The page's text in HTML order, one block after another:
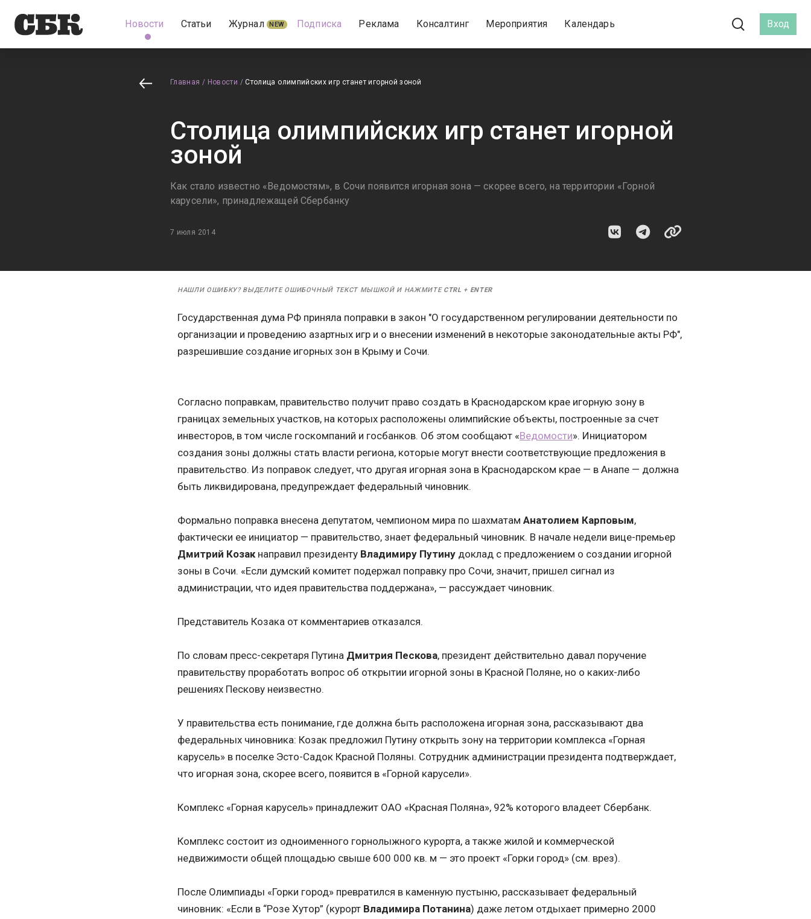
Новости Статьи Журнал NEW Подписка Реклама Консалтинг Мероприятия Календарь Вход
Главная / Новости / Столица олимпийских игр станет игорной зоной
Столица олимпийских игр станет игорной
зоной
Как стало известно «Ведомостям», в Сочи появится игорная зона — скорее всего, на территории «Горной
карусели», принадлежащей Сбербанку
7 июля 2014
НАШЛИ ОШИБКУ? ВЫДЕЛИТЕ ОШИБОЧНЫЙ ТЕКСТ МЫШКОЙ И НАЖМИТЕ CTRL + ENTER
Государственная дума РФ приняла поправки в закон "О государственном регулировании деятельности по
организации и проведению азартных игр и о внесении изменений в некоторые законодательные акты РФ",
разрешившие создание игорных зон в Крыму и Сочи.
Согласно поправкам, правительство получит право создать в Краснодарском крае игорную зону в
границах земельных участков, на которых расположены олимпийские объекты, построенные за счет
инвесторов, в том числе госкомпаний и госбанков. Об этом сообщают «Ведомости». Инициатором
создания зоны должны стать власти региона, которые могут внести соответствующие предложения в
правительство. Из поправок следует, что другая игорная зона в Краснодарском крае — в Анапе — должна
быть ликвидирована, предупреждает федеральный чиновник.
Формально поправка внесена депутатом, чемпионом мира по шахматам Анатолием Карповым,
фактически ее инициатор — правительство, знает федеральный чиновник. В начале недели вице-премьер
Дмитрий Козакнаправил президенту Владимиру Путину доклад с предложением о создании игорной
зоны в Сочи. «Если думский комитет подержал поправку про Сочи, значит, пришел сигнал из
администрации, что идея правительства поддержана», — рассуждает чиновник.
Представитель Козака от комментариев отказался.
По словам пресс-секретаря Путина Дмитрия Пескова, президент действительно давал поручение
правительству проработать вопрос об открытии игорной зоны в Красной Поляне, но о каких-либо
решениях Пескову неизвестно.
У правительства есть понимание, где должна быть расположена игорная зона, рассказывают два
федеральных чиновника: Козак предложил Путину открыть зону на территории комплекса «Горная
карусель» в поселке Эсто-Садок Красной Поляны. Сотрудник администрации президента подтверждает,
что игорная зона, скорее всего, появится в «Горной карусели».
Комплекс «Горная карусель» принадлежит ОАО «Красная Поляна», 92% которого владеет Сбербанк.
Комплекс состоит из одноименного горнолыжного курорта, а также жилой и коммерческой
недвижимости общей площадью свыше 600 000 кв. м — это проект «Горки город» (см. врез).
После Олимпиады «Горки город» превратился в каменную пустыню, рассказывает федеральный
чиновник: «Если в “Розе Хутор” (курорт Владимира Потанина) даже летом отдыхает примерно 2000